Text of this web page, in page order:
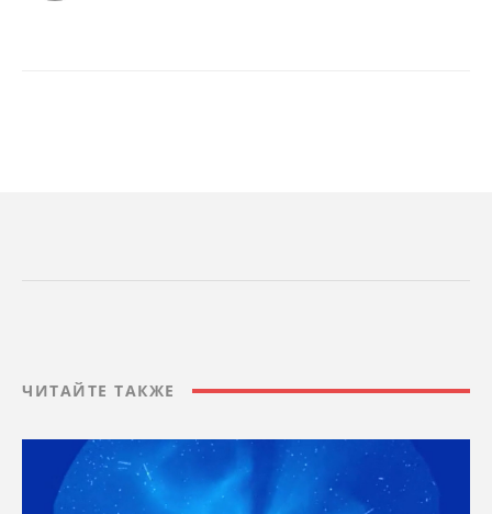
ЧИТАЙТЕ ТАКЖЕ